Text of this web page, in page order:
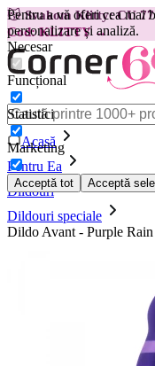
Pentru a vă oferi cea mai
personalizare și analiză.
Necesar
Funcțional
Statistici
Marketing
Acceptă tot Acceptă
😽Svakom Klitty: CU
Cod: KLITTY →
Acasă
Pentru Ea
Dildouri
Dildouri speciale
Dildo Avant - Purple Rain